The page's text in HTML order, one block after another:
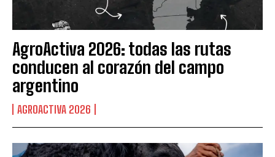
AgroActiva 2026: todas las rutas
conducen al corazón del campo
argentino
AGROACTIVA 2026